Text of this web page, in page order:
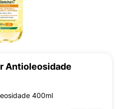
Antioleosidade
400ml